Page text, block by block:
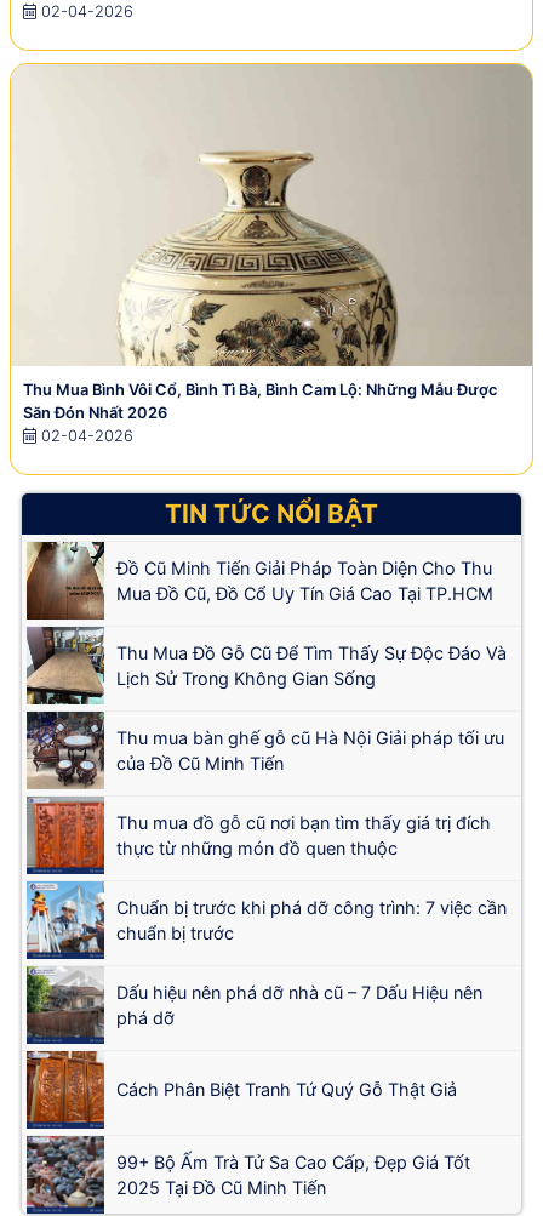
02-04-2026
Thu Mua Bình Vôi Cổ, Bình Tì Bà, Bình Cam Lộ: Những Mẫu Được
Săn Đón Nhất 2026
02-04-2026
TIN TỨC NỔI BẬT
Đồ Cũ Minh Tiến Giải Pháp Toàn Diện Cho Thu
Mua Đồ Cũ, Đồ Cổ Uy Tín Giá Cao Tại TP.HCM
Thu Mua Đồ Gỗ Cũ Để Tìm Thấy Sự Độc Đáo Và
Lịch Sử Trong Không Gian Sống
Thu mua bàn ghế gỗ cũ Hà Nội Giải pháp tối ưu
của Đồ Cũ Minh Tiến
Thu mua đồ gỗ cũ nơi bạn tìm thấy giá trị đích
thực từ những món đồ quen thuộc
Chuẩn bị trước khi phá dỡ công trình: 7 việc cần
chuẩn bị trước
Dấu hiệu nên phá dỡ nhà cũ – 7 Dấu Hiệu nên
phá dỡ
Cách Phân Biệt Tranh Tứ Quý Gỗ Thật Giả
99+ Bộ Ấm Trà Tử Sa Cao Cấp, Đẹp Giá Tốt
2025 Tại Đồ Cũ Minh Tiến